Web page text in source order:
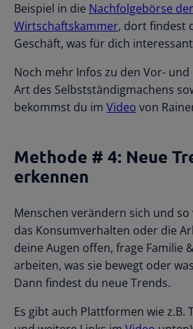
Beispiel in die Nachfolgebörse der
Wirtschaftskammer, dort findest
Geschäft, was für dich
Noch mehr Infos zu den Vor-
Art des Selbstständigmachens
bekommst du im Video von
Methode # 4: Neue
erkennen
Menschen verändern sich und
das Konsumverhalten oder die
deine Augen offen, frage Familie
arbeiten, was sie bewegt oder
Dann findest du neue Trends.
Es gibt auch Plattformen wie z.B.